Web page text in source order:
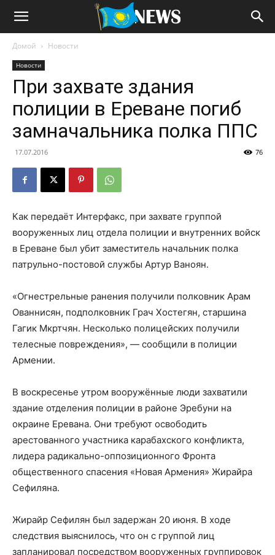
Домой Новости
Новости
При захвате здания
полиции в Ереване погиб
замначальника полка ППС
17.07.2016 76
Как передаёт Интерфакс, при захвате группой
вооруженных лиц отдела полиции и внутренних войск
в Ереване был убит заместитель начальник полка
патрульно-постовой службы Артур Ваноян.
«Огнестрельные ранения получили полковник Арам
Ованнисян, подполковник Грач Хостегян, старшина
Гагик Мкртчян. Несколько полицейских получили
телесные повреждения», — сообщили в полиции
Армении.
В воскресенье утром вооружённые люди захватили
здание отделения полиции в районе Эребуни на
окраине Еревана. Они требуют освободить
арестованного участника карабахского конфликта,
лидера радикально-оппозиционного Фронта
общественного спасения «Новая Армения» Жирайра
Сефиляна.
Жирайр Сефилян был задержан 20 июня. В ходе
следствия выяснилось, что он с группой лиц
запланировал посредством вооруженных группировок